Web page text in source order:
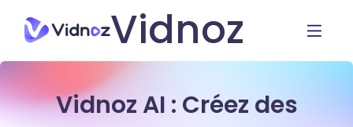
Vidnoz
Vidnoz AI : Créez des